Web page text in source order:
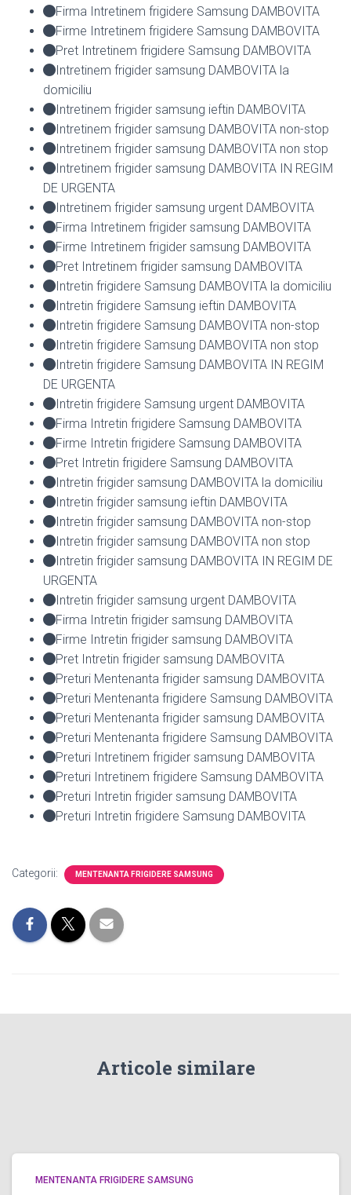
Firma Intretinem frigidere Samsung DAMBOVITA
Firme Intretinem frigidere Samsung DAMBOVITA
Pret Intretinem frigidere Samsung DAMBOVITA
Intretinem frigider samsung DAMBOVITA la
domiciliu
Intretinem frigider samsung ieftin DAMBOVITA
Intretinem frigider samsung DAMBOVITA non-stop
Intretinem frigider samsung DAMBOVITA non stop
Intretinem frigider samsung DAMBOVITA IN REGIM
DE URGENTA
Intretinem frigider samsung urgent DAMBOVITA
Firma Intretinem frigider samsung DAMBOVITA
Firme Intretinem frigider samsung DAMBOVITA
Pret Intretinem frigider samsung DAMBOVITA
Intretin frigidere Samsung DAMBOVITA la domiciliu
Intretin frigidere Samsung ieftin DAMBOVITA
Intretin frigidere Samsung DAMBOVITA non-stop
Intretin frigidere Samsung DAMBOVITA non stop
Intretin frigidere Samsung DAMBOVITA IN REGIM
DE URGENTA
Intretin frigidere Samsung urgent DAMBOVITA
Firma Intretin frigidere Samsung DAMBOVITA
Firme Intretin frigidere Samsung DAMBOVITA
Pret Intretin frigidere Samsung DAMBOVITA
Intretin frigider samsung DAMBOVITA la domiciliu
Intretin frigider samsung ieftin DAMBOVITA
Intretin frigider samsung DAMBOVITA non-stop
Intretin frigider samsung DAMBOVITA non stop
Intretin frigider samsung DAMBOVITA IN REGIM DE
URGENTA
Intretin frigider samsung urgent DAMBOVITA
Firma Intretin frigider samsung DAMBOVITA
Firme Intretin frigider samsung DAMBOVITA
Pret Intretin frigider samsung DAMBOVITA
Preturi Mentenanta frigider samsung DAMBOVITA
Preturi Mentenanta frigidere Samsung DAMBOVITA
Preturi Mentenanta frigider samsung DAMBOVITA
Preturi Mentenanta frigidere Samsung DAMBOVITA
Preturi Intretinem frigider samsung DAMBOVITA
Preturi Intretinem frigidere Samsung DAMBOVITA
Preturi Intretin frigider samsung DAMBOVITA
Preturi Intretin frigidere Samsung DAMBOVITA
Categorii: MENTENANTA FRIGIDERE SAMSUNG
Articole similare
MENTENANTA FRIGIDERE SAMSUNG